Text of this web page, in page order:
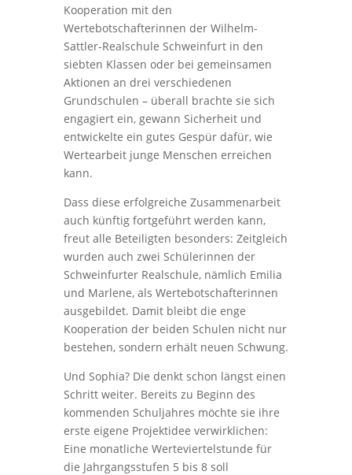
Kooperation mit den
Wertebotschafterinnen der Wilhelm-
Sattler-Realschule Schweinfurt in den
siebten Klassen oder bei gemeinsamen
Aktionen an drei verschiedenen
Grundschulen – überall brachte sie sich
engagiert ein, gewann Sicherheit und
entwickelte ein gutes Gespür dafür, wie
Wertearbeit junge Menschen erreichen
kann.
Dass diese erfolgreiche Zusammenarbeit
auch künftig fortgeführt werden kann,
freut alle Beteiligten besonders: Zeitgleich
wurden auch zwei Schülerinnen der
Schweinfurter Realschule, nämlich Emilia
und Marlene, als Wertebotschafterinnen
ausgebildet. Damit bleibt die enge
Kooperation der beiden Schulen nicht nur
bestehen, sondern erhält neuen Schwung.
Und Sophia? Die denkt schon längst einen
Schritt weiter. Bereits zu Beginn des
kommenden Schuljahres möchte sie ihre
erste eigene Projektidee verwirklichen:
Eine monatliche Werteviertelstunde für
die Jahrgangsstufen 5 bis 8 soll